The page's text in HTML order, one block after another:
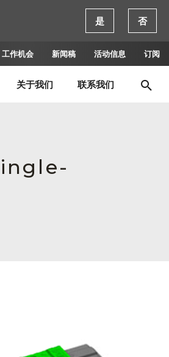
工作机会 新闻稿 活动信息 订阅
关于我们 联系我们
是 否